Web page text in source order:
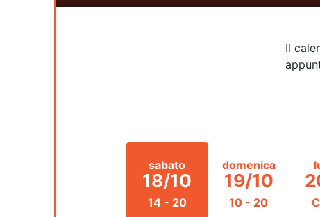
Il
sabato
18/10
14 - 20
domenica
19/10
10 - 20